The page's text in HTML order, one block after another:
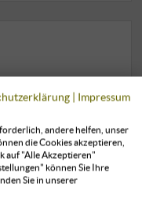
| Impressum
andere helfen, unser
die Cookies akzeptieren,
auf "Alle Akzeptieren"
können Sie Ihre
Sie in unserer